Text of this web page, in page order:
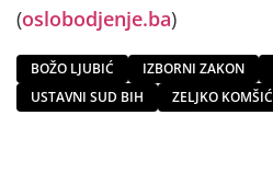
(oslobodjenje.ba)
BOŽO LJUBIĆ IZBORNI ZAKON
USTAVNI SUD BIH
ZELJKO KOMŠIĆ